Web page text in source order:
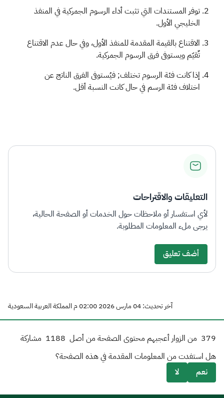
توفر المستندات التي تثبت أداء الرسوم الجمركية في المنفذ
الخليجي الأول.
الاقتناع بالقيمة المقدمة للمنفذ الأول، وفي حال عدم الاقتناع
تٌقيّم ويستوفى فرق الرسوم الجمركية.
إذا كانت فئة الرسوم تختلف; فيُستوفى الفرق الناتج عن
اختلاف فئة الرسم في حال كانت النسبة أقل.​
التعليقات والاقتراحات
لأي استفسار أو ملاحظات حول الخدمات أو الصفحة الحالية،
يرجى ملء المعلومات المطلوبة.
أضف تعليق
آخر تحديث: 04 مارس 2026 02:00 م المملكة العربية السعودية
379 من الزوار أعجبهم محتوى الصفحة من أصل 1188 مشاركة
هل استفدت من المعلومات المقدمة في هذه الصفحة؟
نعم
لا